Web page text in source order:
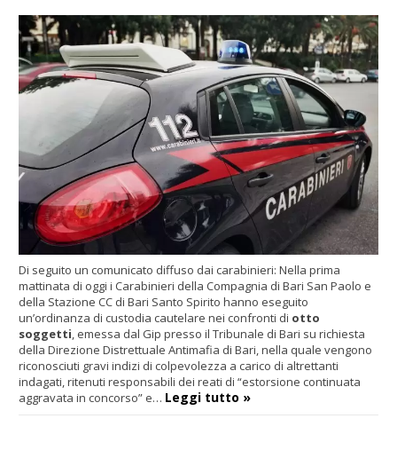
Di seguito un comunicato diffuso dai carabinieri: Nella prima
mattinata di oggi i Carabinieri della Compagnia di Bari San Paolo e
della Stazione CC di Bari Santo Spirito hanno eseguito
un’ordinanza di custodia cautelare nei confronti di otto
soggetti, emessa dal Gip presso il Tribunale di Bari su richiesta
della Direzione Distrettuale Antimafia di Bari, nella quale vengono
riconosciuti gravi indizi di colpevolezza a carico di altrettanti
indagati, ritenuti responsabili dei reati di “estorsione continuata
aggravata in concorso” e… Leggi tutto »